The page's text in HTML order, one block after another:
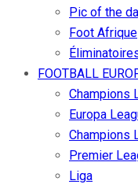
Pic of the
Foot Afrique
FOOTBALL
Champions
Europa
Champions
Premier
Liga